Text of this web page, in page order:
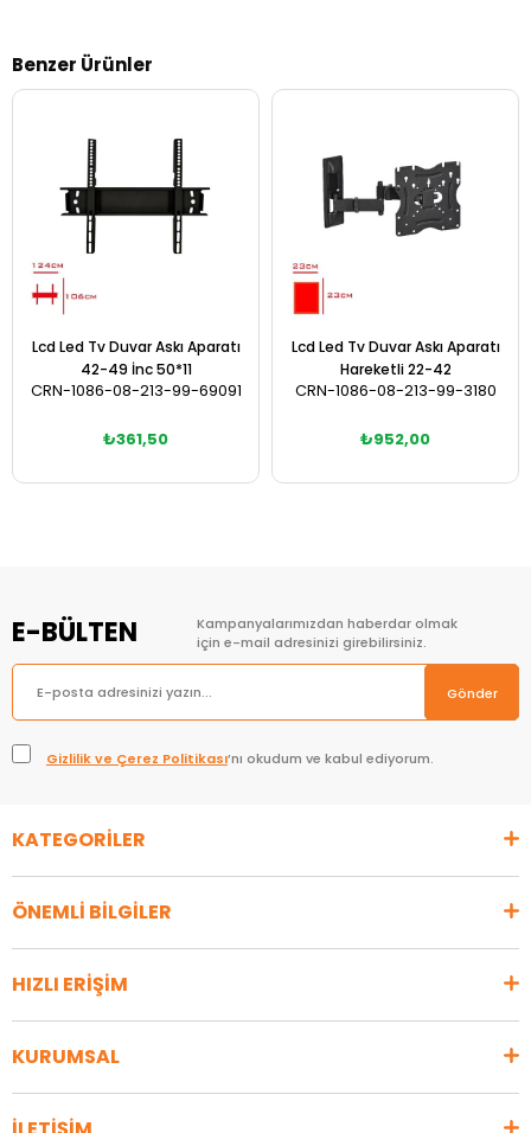
Benzer Ürünler
Lcd Led Tv Duvar Askı Aparatı
42-49 İnc 50*11
CRN-1086-08-213-99-69091
₺361,50
Lcd Led Tv Duvar Askı Aparatı
Hareketli 22-42
CRN-1086-08-213-99-3180
₺952,00
E-BÜLTEN
Kampanyalarımızdan haberdar olmak
için e-mail adresinizi girebilirsiniz.
Gönder
Gizlilik ve Çerez Politikası’nı okudum ve kabul ediyorum.
KATEGORİLER
ÖNEMLİ BİLGİLER
HIZLI ERİŞİM
KURUMSAL